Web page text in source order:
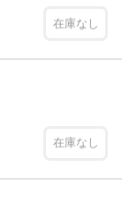
在庫なし
在庫なし